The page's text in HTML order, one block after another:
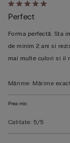
Evaluat
5
din
5
Perfect
Forma perfectă. Sta
de minim 2 ani si
mai multe culori si il
Mărime: Mărime
Prea mic
Calitate: 5/5